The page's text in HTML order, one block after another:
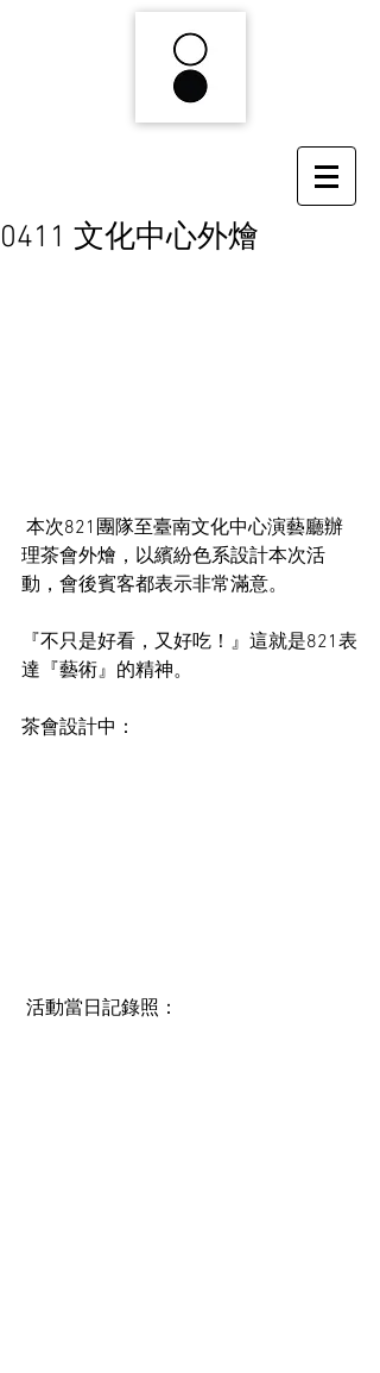
0411 文化中心外燴
理茶會外燴，以繽紛色系設計本次活
動，會後賓客都表示非常滿意。
『不只是好看，又好吃！』這就是821表
達『藝術』的精神。
茶會設計中：
活動當日記錄照：